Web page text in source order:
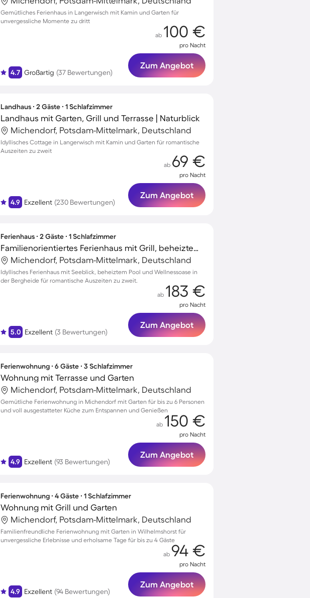
Gemütliches Ferienhaus in Langerwisch mit Kamin und Garten für
unvergessliche Momente zu dritt
4.7 Großartig (37 Bewertungen)
ab 100 €
pro Nacht
Zum Angebot
Landhaus ∙ 2 Gäste ∙ 1 Schlafzimmer
Landhaus mit Garten, Grill und Terrasse | Naturblick
Michendorf, Potsdam-Mittelmark, Deutschland
Idyllisches Cottage in Langerwisch mit Kamin und Garten für romantische
Auszeiten zu zweit
4.9 Exzellent (230 Bewertungen)
ab 69 €
pro Nacht
Zum Angebot
Ferienhaus ∙ 2 Gäste ∙ 1 Schlafzimmer
Familienorientiertes Ferienhaus mit Grill, beheiztem Pool und Garten | Seeblick | Haustiere sind willkommen
Michendorf, Potsdam-Mittelmark, Deutschland
Idyllisches Ferienhaus mit Seeblick, beheiztem Pool und Wellnessoase in
der Bergheide für romantische Auszeiten zu zweit.
5.0 Exzellent (3 Bewertungen)
ab 183 €
pro Nacht
Zum Angebot
Ferienwohnung ∙ 6 Gäste ∙ 3 Schlafzimmer
Wohnung mit Terrasse und Garten
Michendorf, Potsdam-Mittelmark, Deutschland
Gemütliche Ferienwohnung in Michendorf mit Garten für bis zu 6 Personen
und voll ausgestatteter Küche zum Entspannen und Genießen
4.9 Exzellent (93 Bewertungen)
ab 150 €
pro Nacht
Zum Angebot
Ferienwohnung ∙ 4 Gäste ∙ 1 Schlafzimmer
Wohnung mit Grill und Garten
Michendorf, Potsdam-Mittelmark, Deutschland
Familienfreundliche Ferienwohnung mit Garten in Wilhelmshorst für
unvergessliche Erlebnisse und erholsame Tage für bis zu 4 Gäste
4.9 Exzellent (94 Bewertungen)
ab 94 €
pro Nacht
Zum Angebot